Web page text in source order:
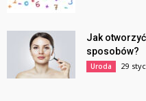
Jak
sposobów?
Uroda 29